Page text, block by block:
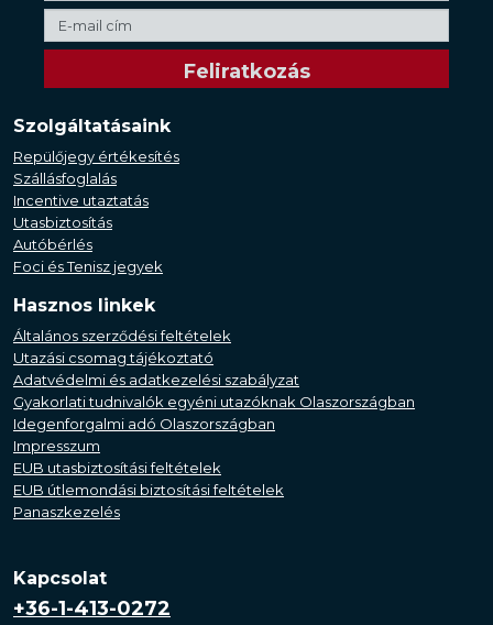
Szolgáltatásaink
Repülőjegy értékesítés
Szállásfoglalás
Incentive utaztatás
Utasbiztosítás
Autóbérlés
Foci és Tenisz jegyek
Hasznos linkek
Általános szerződési feltételek
Utazási csomag tájékoztató
Adatvédelmi és adatkezelési szabályzat
Gyakorlati tudnivalók egyéni utazóknak Olaszországban
Idegenforgalmi adó Olaszországban
Impresszum
EUB utasbiztosítási feltételek
EUB útlemondási biztosítási feltételek
Panaszkezelés
Kapcsolat
+36-1-413-0272